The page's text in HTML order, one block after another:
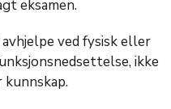
eksamen.
ved fysisk eller
ikke